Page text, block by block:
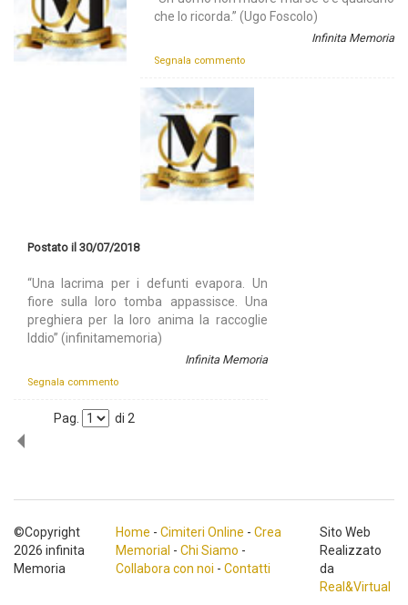
che lo ricorda.” (Ugo Foscolo)
Infinita Memoria
Segnala commento
Postato il 30/07/2018
“Una lacrima per i defunti evapora. Un
fiore sulla loro tomba appassisce. Una
preghiera per la loro anima la raccoglie
Iddio” (infinitamemoria)
Infinita Memoria
Segnala commento
Pag. di 2
©Copyright
2026 infinita
Memoria
Home - Cimiteri Online - Crea
Memorial - Chi Siamo -
Collabora con noi - Contatti
Sito Web
Realizzato
da
Real&Virtual